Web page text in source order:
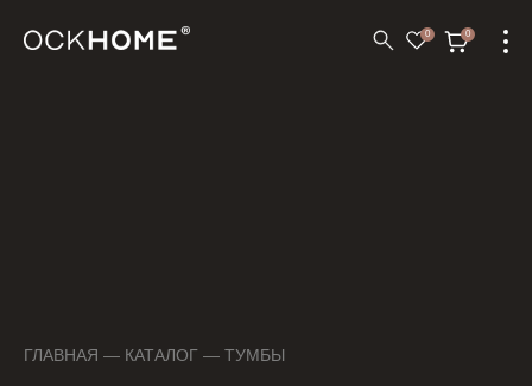
0 0
ГЛАВНАЯ — КАТАЛОГ — ТУМБЫ